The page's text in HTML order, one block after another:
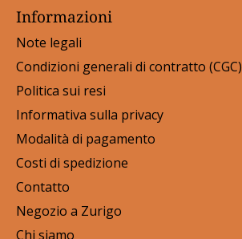
Informazioni
Note legali
Condizioni generali di contratto (CGC)
Politica sui resi
Informativa sulla privacy
Modalità di pagamento
Costi di spedizione
Contatto
Negozio a Zurigo
Chi siamo